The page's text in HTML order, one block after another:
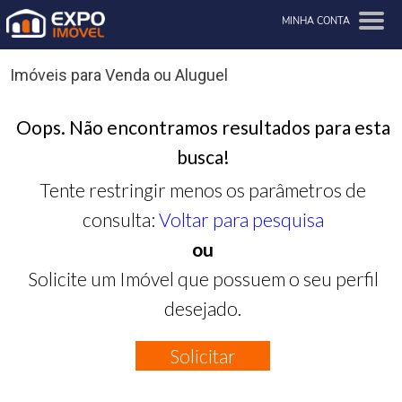
MINHA CONTA
Imóveis para Venda ou Aluguel
Oops. Não encontramos resultados para esta
busca!
Tente restringir menos os parâmetros de
consulta: Voltar para pesquisa
ou
Solicite um Imóvel que possuem o seu perfil
desejado.
Solicitar